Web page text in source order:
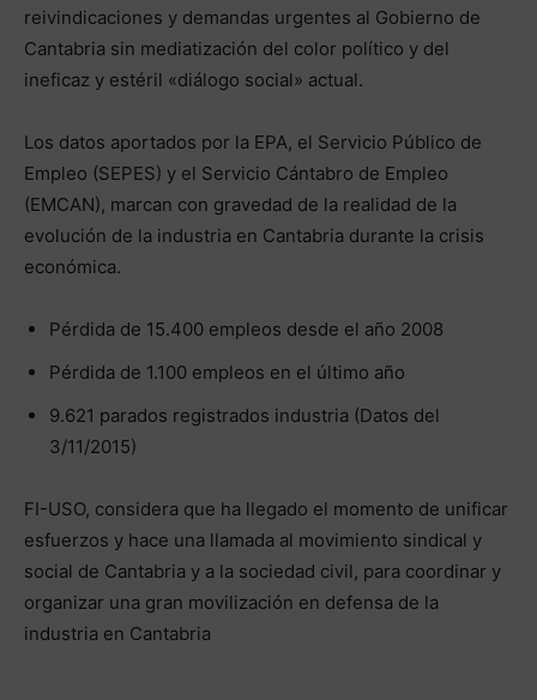
reivindicaciones y demandas urgentes al Gobierno de
Cantabria sin mediatización del color político y del
ineficaz y estéril «diálogo social» actual.
Los datos aportados por la EPA, el Servicio Público de
Empleo (SEPES) y el Servicio Cántabro de Empleo
(EMCAN), marcan con gravedad de la realidad de la
evolución de la industria en Cantabria durante la crisis
económica.
Pérdida de 15.400 empleos desde el año 2008
Pérdida de 1.100 empleos en el último año
9.621 parados registrados industria (Datos del
3/11/2015)
FI-USO, considera que ha llegado el momento de unificar
esfuerzos y hace una llamada al movimiento sindical y
social de Cantabria y a la sociedad civil, para coordinar y
organizar una gran movilización en defensa de la
industria en Cantabria